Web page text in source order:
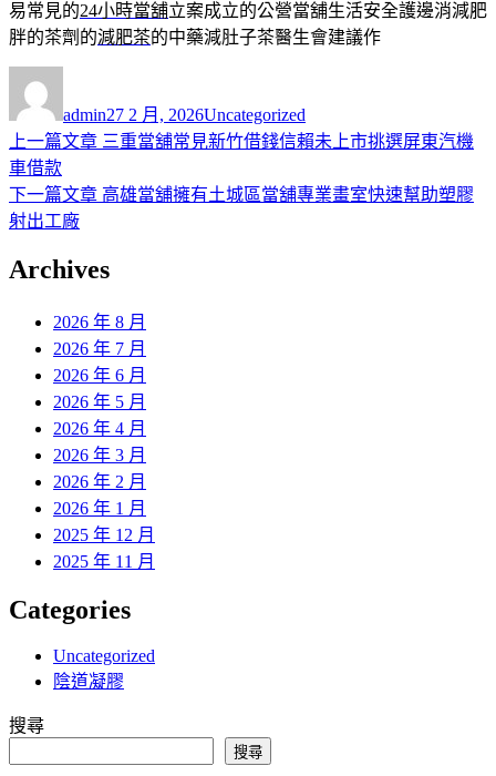
易常見的24小時當舖立案成立的公營當舖生活安全護邊消減肥
胖的茶劑的減肥茶的中藥減肚子茶醫生會建議作
者
admin佈
日
27 2 月, 2026類
Uncategorized
文
章
導
覽
上一篇文章 上
篇
三重當舖常見新竹借錢信賴未上市挑選屏東汽機
車借款
下一篇文章 下
文
高雄當舖擁有土城區當舖專業畫室快速幫助塑膠
射出工廠
Archives
2026 年 8 月
2026 年 7 月
2026 年 6 月
2026 年 5 月
2026 年 4 月
2026 年 3 月
2026 年 2 月
2026 年 1 月
2025 年 12 月
2025 年 11 月
Categories
Uncategorized
陰道凝膠
搜尋
搜尋